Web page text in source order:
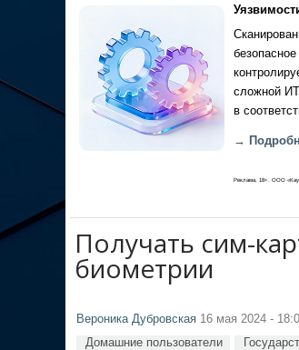
сложной
в
→
Реклама, 18+. ООО
Получать сим-
биометрии
Вероника Дубровская 16 мая 2024 -
Домашние пользователи